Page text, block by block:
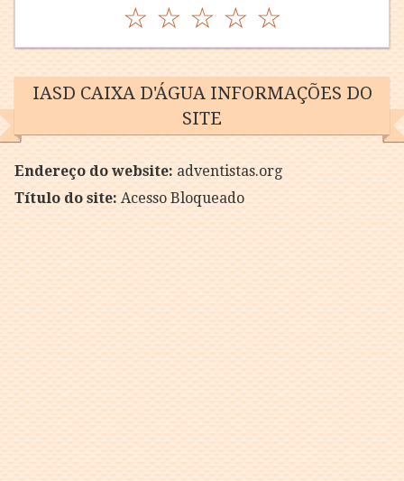
☆ ☆ ☆ ☆ ☆
IASD CAIXA D'ÁGUA INFORMAÇÕES DO
SITE
Endereço do website:adventistas.org
Título do site:Acesso Bloqueado